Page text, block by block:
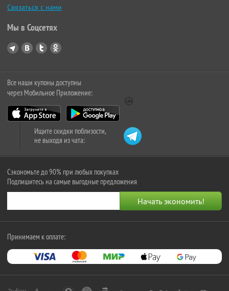
Связаться с нами
Мы в Соцсетях
Все наши купоны доступны
через Мобильное Приложение:
Ищите скидки поблизости,
не выходя из чата:
Сэкономьте до 90% при любых покупках
Подпишитесь на самые выгодные предложения
Принимаем к оплате: